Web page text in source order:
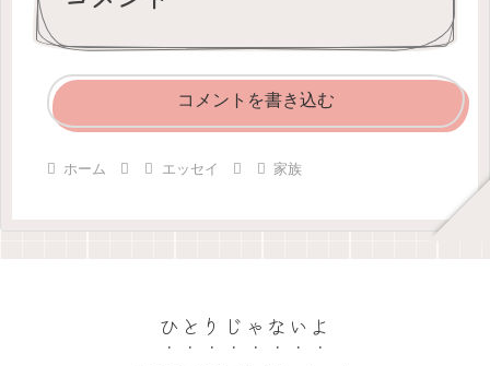
コメントを書き込む
ホーム エッセイ 家族
ひとりじゃないよ